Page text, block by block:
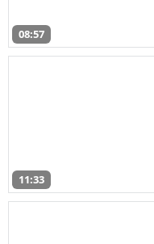
08:57
11:33